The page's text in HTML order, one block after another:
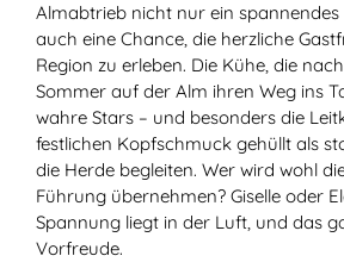
Almabtrieb nicht nur ein spannendes
auch eine Chance, die herzliche
Region zu erleben. Die Kühe, die
Sommer auf der Alm ihren Weg ins
wahre Stars – und besonders die
festlichen Kopfschmuck gehüllt als
die Herde begleiten. Wer wird wohl
Führung übernehmen? Giselle oder
Spannung liegt in der Luft, und das
Vorfreude.